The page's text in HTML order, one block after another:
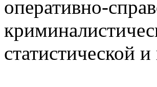
оперативно-
статистической